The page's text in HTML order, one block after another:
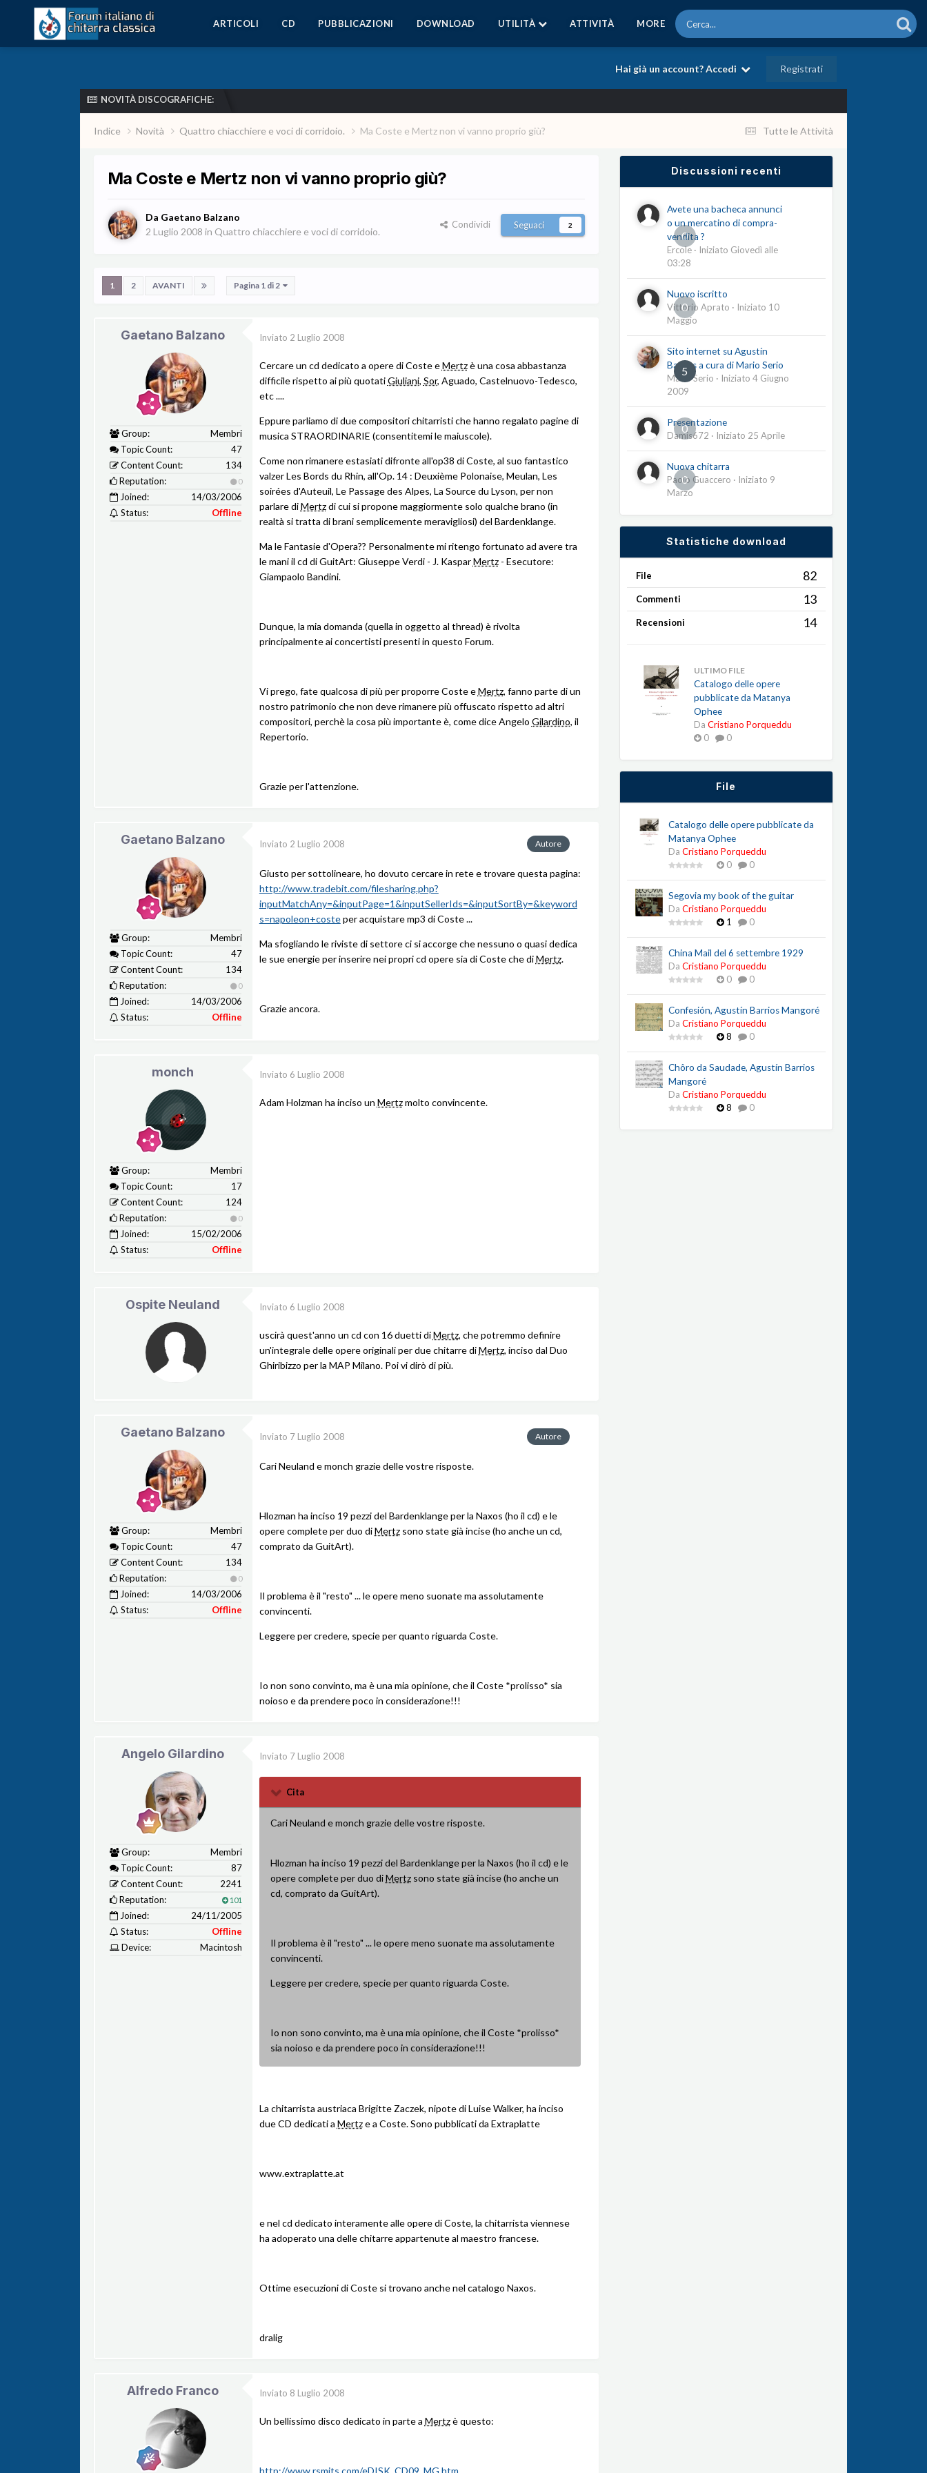
ARTICOLI CD PUBBLICAZIONI DOWNLOAD UTILITÀ ATTIVITÀ MORE
Hai già un account? Accedi Registrati
NOVITÀ DISCOGRAFICHE:
Tutte le Attività
Indice Novità Quattro chiacchiere e voci di corridoio. Ma Coste e Mertz non vi vanno proprio giù?
Ma Coste e Mertz non vi vanno proprio giù?
Da Gaetano Balzano
2 Luglio 2008 in Quattro chiacchiere e voci di corridoio.
Condividi Seguaci 2
1 2 AVANTI Pagina 1 di 2
Gaetano Balzano
Group:
Membri
Topic Count:
47
Content Count:
134
Reputation:
0
Joined:
14/03/2006
Status:
Offline
Inviato 2 Luglio 2008
Cercare un cd dedicato a opere di Coste eMertzè una cosa abbastanza
difficile rispetto ai più quotatiGiuliani, Sor, Aguado, Castelnuovo-Tedesco,
etc ....
Eppure parliamo di due compositori chitarristi che hanno regalato pagine di
musica STRAORDINARIE (consentitemi le maiuscole).
Come non rimanere estasiati difronte all'op38 di Coste, al suo fantastico
valzer Les Bords du Rhin, all'Op. 14 : Deuxième Polonaise, Meulan, Les
soirées d'Auteuil, Le Passage des Alpes, La Source du Lyson, per non
parlare diMertzdi cui si propone maggiormente solo qualche brano (in
realtà si tratta di brani semplicemente meravigliosi) del Bardenklange.
Ma le Fantasie d'Opera?? Personalmente mi ritengo fortunato ad avere tra
le mani il cd di GuitArt: Giuseppe Verdi - J. KasparMertz- Esecutore:
Giampaolo Bandini.
Dunque, la mia domanda (quella in oggetto al thread) è rivolta
principalmente ai concertisti presenti in questo Forum.
Vi prego, fate qualcosa di più per proporre Coste eMertz, fanno parte di un
nostro patrimonio che non deve rimanere più offuscato rispetto ad altri
compositori, perchè la cosa più importante è, come dice Angelo Gilardino, il
Repertorio.
Grazie per l'attenzione.
Gaetano Balzano
Group:
Membri
Topic Count:
47
Content Count:
134
Reputation:
0
Joined:
14/03/2006
Status:
Offline
Autore
Inviato 2 Luglio 2008
Giusto per sottolineare, ho dovuto cercare in rete e trovare questa pagina:
http://www.tradebit.com/filesharing.php?
inputMatchAny=&inputPage=1&inputSellerIds=&inputSortBy=&keyword
s=napoleon+costeper acquistare mp3 di Coste ...
Ma sfogliando le riviste di settore ci si accorge che nessuno o quasi dedica
le sue energie per inserire nei propri cd opere sia di Coste che diMertz.
Grazie ancora.
monch
Group:
Membri
Topic Count:
17
Content Count:
124
Reputation:
0
Joined:
15/02/2006
Status:
Offline
Inviato 6 Luglio 2008
Adam Holzman ha inciso un Mertzmolto convincente.
Ospite Neuland Inviato 6 Luglio 2008
uscirà quest'anno un cd con 16 duetti diMertz, che potremmo definire
un'integrale delle opere originali per due chitarre diMertz, inciso dal Duo
Ghiribizzo per la MAP Milano. Poi vi dirò di più.
Gaetano Balzano
Group:
Membri
Topic Count:
47
Content Count:
134
Reputation:
0
Joined:
14/03/2006
Status:
Offline
Autore
Inviato 7 Luglio 2008
Cari Neuland e monch grazie delle vostre risposte.
Hlozman ha inciso 19 pezzi del Bardenklange per la Naxos (ho il cd) e le
opere complete per duo diMertzsono state già incise (ho anche un cd,
comprato da GuitArt).
Il problema è il "resto" ... le opere meno suonate ma assolutamente
convincenti.
Leggere per credere, specie per quanto riguarda Coste.
Io non sono convinto, ma è una mia opinione, che il Coste *prolisso* sia
noioso e da prendere poco in considerazione!!!
Angelo Gilardino
Group:
Membri
Topic Count:
87
Content Count:
2241
Reputation:
101
Joined:
24/11/2005
Status:
Offline
Device:
Macintosh
Inviato 7 Luglio 2008
Cita
Cari Neuland e monch grazie delle vostre risposte.
Hlozman ha inciso 19 pezzi del Bardenklange per la Naxos (ho il cd) e le
opere complete per duo diMertzsono state già incise (ho anche un
cd, comprato da GuitArt).
Il problema è il "resto" ... le opere meno suonate ma assolutamente
convincenti.
Leggere per credere, specie per quanto riguarda Coste.
Io non sono convinto, ma è una mia opinione, che il Coste *prolisso*
sia noioso e da prendere poco in considerazione!!!
La chitarrista austriaca Brigitte Zaczek, nipote di Luise Walker, ha inciso
due CD dedicati a Mertze a Coste. Sono pubblicati da Extraplatte
www.extraplatte.at
e nel cd dedicato interamente alle opere di Coste, la chitarrista viennese
ha adoperato una delle chitarre appartenute al maestro francese.
Ottime esecuzioni di Coste si trovano anche nel catalogo Naxos.
dralig
Alfredo Franco Inviato 8 Luglio 2008
Un bellissimo disco dedicato in parte a Mertzè questo:
Discussioni recenti
0
Avete una bacheca annunci
o un mercatino di compra-
vendita ?
Ercole· Iniziato Giovedì alle
03:28
0
Nuovo iscritto
Vittorio Aprato · Iniziato 10
Maggio
5
Sito internet su Agustín
Barrios a cura di Mario Serio
Mario Serio · Iniziato 4 Giugno
2009
0
Presentazione
Damis672 · Iniziato 25 Aprile
0
Nuova chitarra
Paolo Guaccero · Iniziato 9
Marzo
Statistiche download
File 82
Commenti 13
Recensioni 14
ULTIMO FILE
Catalogo delle opere
pubblicate da Matanya
Ophee
Da Cristiano Porqueddu
0
0
File
Catalogo delle opere pubblicate da
Matanya Ophee
Da Cristiano Porqueddu
0
0
Segovia my book of the guitar
Da Cristiano Porqueddu
1
0
China Mail del 6 settembre 1929
Da Cristiano Porqueddu
0
0
Confesión, Agustín Barrios Mangoré
Da Cristiano Porqueddu
8
0
Chôro da Saudade, Agustín Barrios
Mangoré
Da Cristiano Porqueddu
8
0